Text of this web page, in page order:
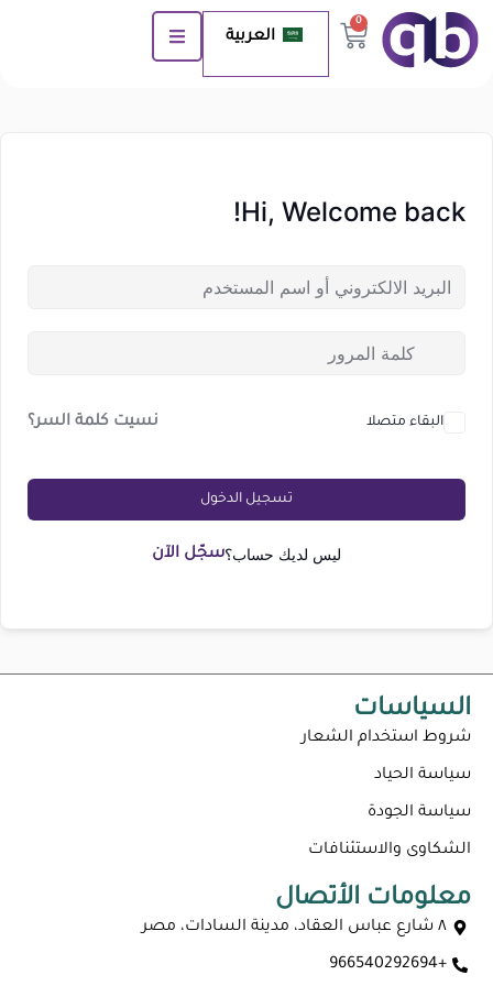
0
العربية
Hi, Welcome back!
البقاء متصلا نسيت كلمة السر؟
تسجيل الدخول
ليس لديك حساب؟سجّل الآن
السياسات
شروط استخدام الشعار
سياسة الحياد
سياسة الجودة
الشكاوى والاستئنافات
معلومات الأتصال
٨ شارع عباس العقاد، مدينة السادات، مصر
+966540292694